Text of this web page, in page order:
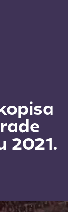
2021.